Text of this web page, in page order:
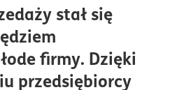
handlowych a
działu sprzedaży
stał się
firmy. Dzięki
przedsiębiorcy